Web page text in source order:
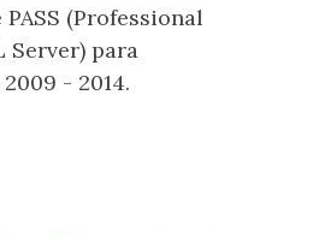
(Professional
Server) para
- 2014.